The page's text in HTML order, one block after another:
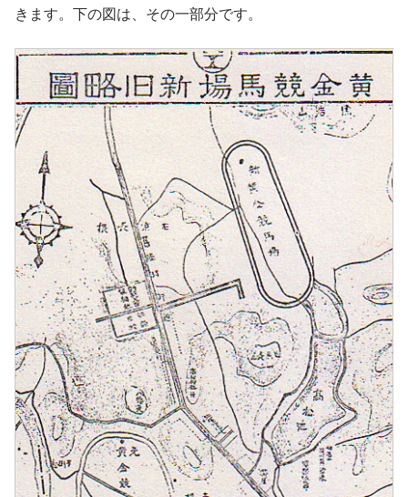
きます。下の図は、その一部分です。